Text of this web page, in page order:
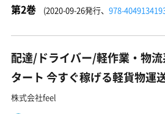
第2巻 (2020-09-26発行、 978-
配達/ドライバー/軽作業・物
タート 今すぐ稼げる軽貨物運
株式会社feel